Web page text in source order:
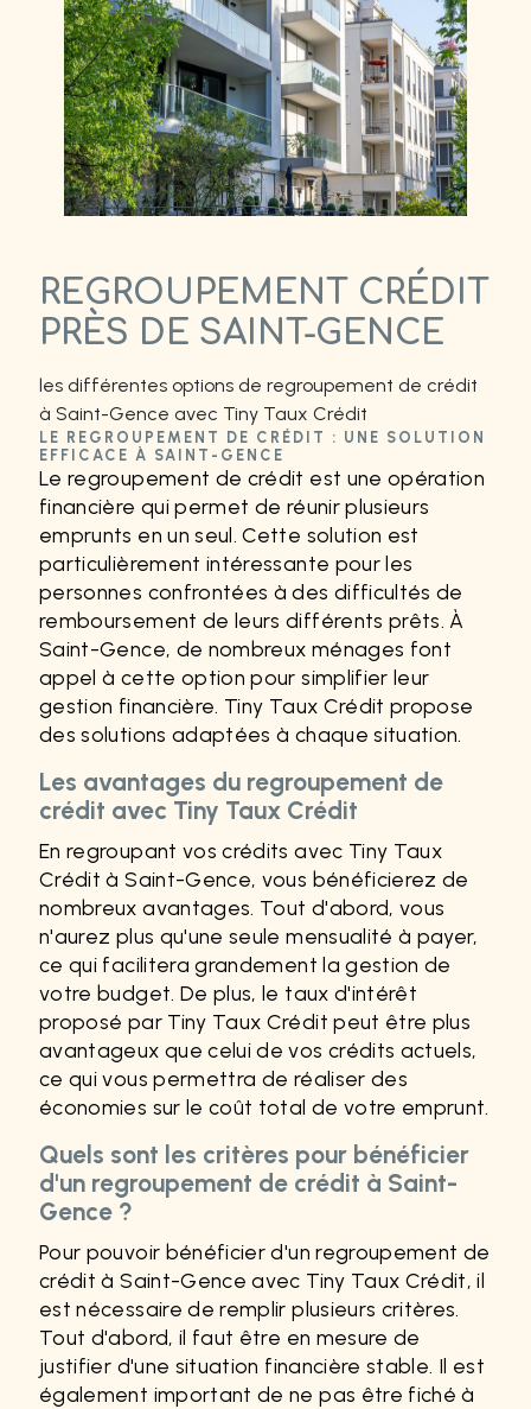
REGROUPEMENT CRÉDIT
PRÈS DE SAINT-GENCE
les différentes options de regroupement de crédit
à Saint-Gence avec Tiny Taux Crédit
LE REGROUPEMENT DE CRÉDIT : UNE SOLUTION
EFFICACE À SAINT-GENCE
Le regroupement de crédit est une opération
financière qui permet de réunir plusieurs
emprunts en un seul. Cette solution est
particulièrement intéressante pour les
personnes confrontées à des difficultés de
remboursement de leurs différents prêts. À
Saint-Gence, de nombreux ménages font
appel à cette option pour simplifier leur
gestion financière. Tiny Taux Crédit propose
des solutions adaptées à chaque situation.
Les avantages du regroupement de
crédit avec Tiny Taux Crédit
En regroupant vos crédits avec Tiny Taux
Crédit à Saint-Gence, vous bénéficierez de
nombreux avantages. Tout d'abord, vous
n'aurez plus qu'une seule mensualité à payer,
ce qui facilitera grandement la gestion de
votre budget. De plus, le taux d'intérêt
proposé par Tiny Taux Crédit peut être plus
avantageux que celui de vos crédits actuels,
ce qui vous permettra de réaliser des
économies sur le coût total de votre emprunt.
Quels sont les critères pour bénéficier
d'un regroupement de crédit à Saint-
Gence ?
Pour pouvoir bénéficier d'un regroupement de
crédit à Saint-Gence avec Tiny Taux Crédit, il
est nécessaire de remplir plusieurs critères.
Tout d'abord, il faut être en mesure de
justifier d'une situation financière stable. Il est
également important de ne pas être fiché à